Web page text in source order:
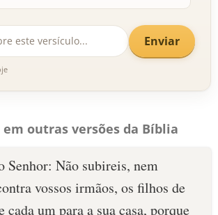
Enviar
outras versões da Bíblia
Senhor: Não subireis, nem
vossos irmãos, os filhos de
um para a sua casa, porque